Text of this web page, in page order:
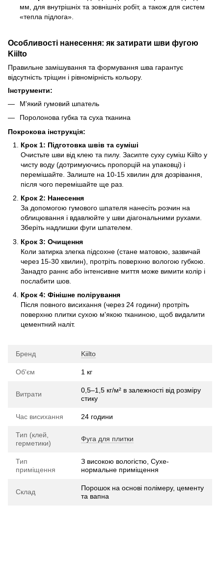
мм, для внутрішніх та зовнішніх робіт, а також для систем
«тепла підлога».
Особливості нанесення: як затирати шви фугою
Kiilto
Правильне замішування та формування шва гарантує
відсутність тріщин і рівномірність кольору.
Інструменти:
М'який гумовий шпатель
Поролонова губка та суха тканина
Покрокова інструкція:
Крок 1: Підготовка швів та суміші
Очистьте шви від клею та пилу. Засипте суху суміш Kiilto у
чисту воду (дотримуючись пропорцій на упаковці) і
перемішайте. Залиште на 10-15 хвилин для дозрівання,
після чого перемішайте ще раз.
Крок 2: Нанесення
За допомогою гумового шпателя нанесіть розчин на
облицювання і вдавлюйте у шви діагональними рухами.
Зберіть надлишки фуги шпателем.
Крок 3: Очищення
Коли затирка злегка підсохне (стане матовою, зазвичай
через 15-30 хвилин), протріть поверхню вологою губкою.
Занадто раннє або інтенсивне миття може вимити колір і
послабити шов.
Крок 4: Фінішне полірування
Після повного висихання (через 24 години) протріть
поверхню плитки сухою м'якою тканиною, щоб видалити
цементний наліт.
Бренд Kiilto
Об'єм 1 кг
Витрати
0,5–1,5 кг/м² в залежності від розміру
стику
Час висихання 24 години
Тип (клей,
герметики)
Фуга для плитки
Тип
приміщення
З високою вологістю, Сухе-
нормальне приміщення
Склад
Порошок на основі полімеру, цементу
та вапна